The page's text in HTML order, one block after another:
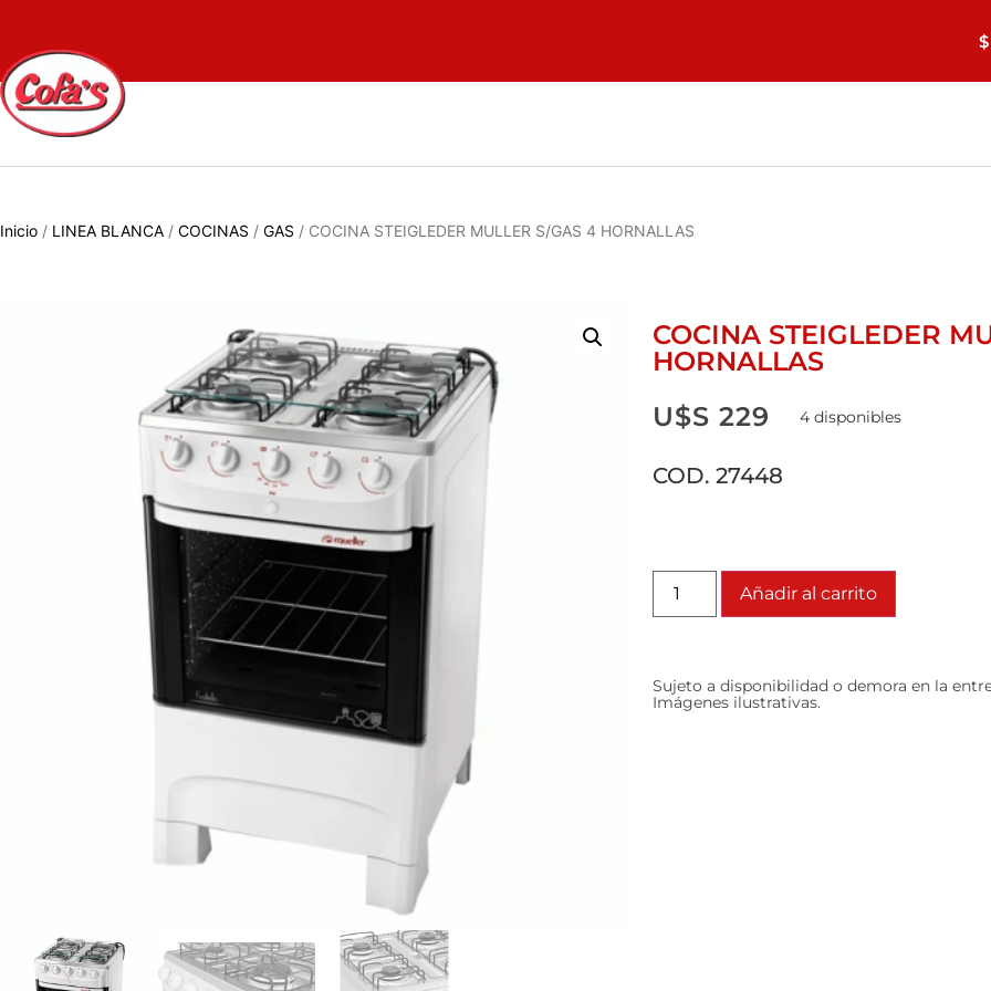
$
Inicio / LINEA BLANCA / COCINAS / GAS / COCINA STEIGLEDER MULLER S/GAS 4 HORNALLAS
COCINA STEIGLEDER
HORNALLAS
U$S 229 4 disponibles
COD. 27448
Añadir al carrito
Sujeto a disponibilidad o demora en la
Imágenes ilustrativas.